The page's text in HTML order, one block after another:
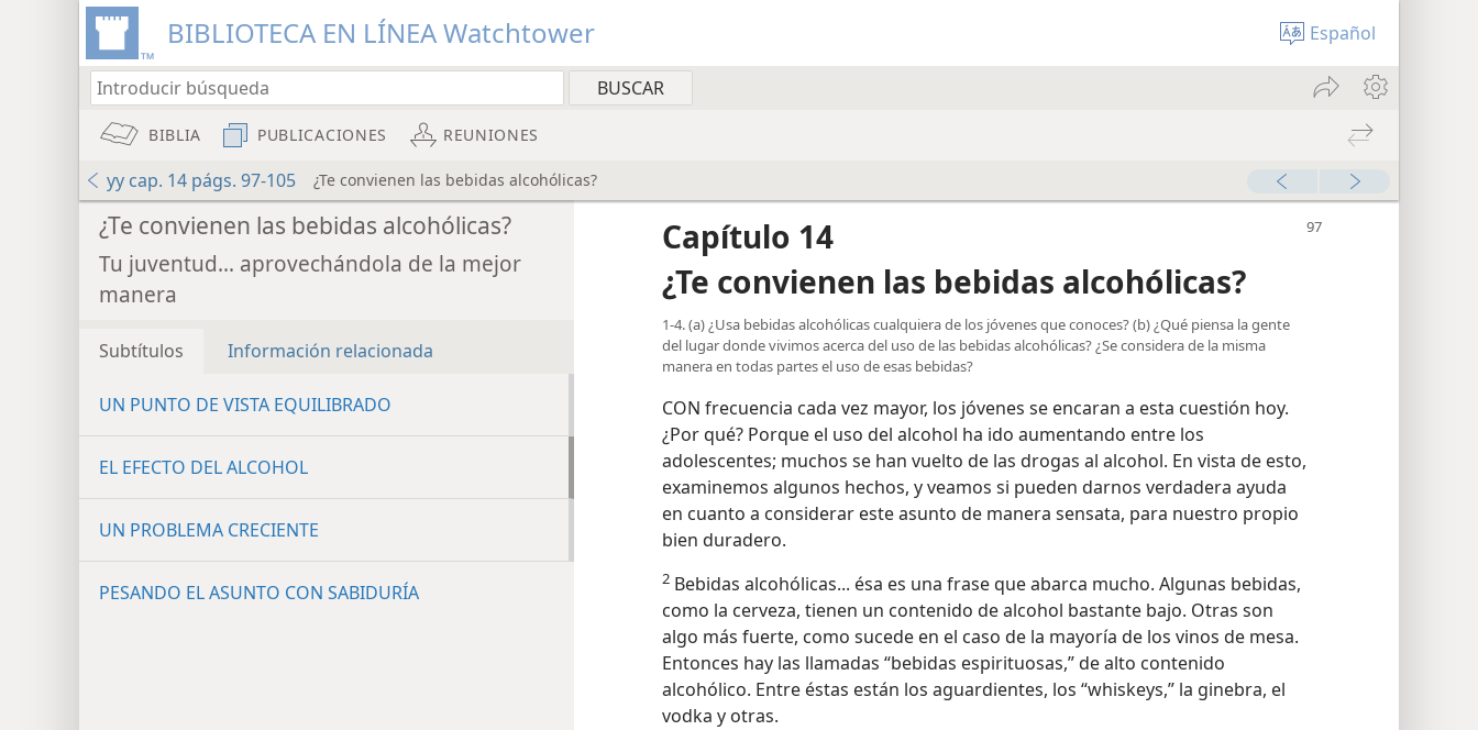
BIBLIOTECA EN LÍNEA Watchtower Español
BIBLIA PUBLICACIONES REUNIONES
yy cap. 14 págs. 97-105 ¿Te convienen las bebidas alcohólicas?
¿Te convienen las bebidas alcohólicas?
Tu juventud... aprovechándola de la mejor
manera
Subtítulos Información relacionada
UN PUNTO DE VISTA EQUILIBRADO
EL EFECTO DEL ALCOHOL
UN PROBLEMA CRECIENTE
PESANDO EL ASUNTO CON SABIDURÍA
Capítulo 14
¿Te convienen las bebidas alcohólicas?
1-4. (a) ¿Usa bebidas alcohólicas cualquiera de los jóvenes que conoces? (b) ¿Qué piensa la gente
del lugar donde vivimos acerca del uso de las bebidas alcohólicas? ¿Se considera de la misma
manera en todas partes el uso de esas bebidas?
CON frecuencia cada vez mayor, los jóvenes se encaran a esta cuestión hoy.
¿Por qué? Porque el uso del alcohol ha ido aumentando entre los
adolescentes; muchos se han vuelto de las drogas al alcohol. En vista de esto,
examinemos algunos hechos, y veamos si pueden darnos verdadera ayuda
en cuanto a considerar este asunto de manera sensata, para nuestro propio
bien duradero.
2 Bebidas alcohólicas... ésa es una frase que abarca mucho. Algunas bebidas,
como la cerveza, tienen un contenido de alcohol bastante bajo. Otras son
algo más fuerte, como sucede en el caso de la mayoría de los vinos de mesa.
Entonces hay las llamadas “bebidas espirituosas,” de alto contenido
alcohólico. Entre éstas están los aguardientes, los “whiskeys,” la ginebra, el
vodka y otras.